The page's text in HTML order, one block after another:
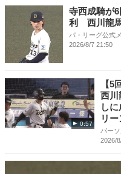
寺西成騎が
利 西川龍馬
パ・リーグ公式
2026/8/7 21:50
0:57
【5
西川
し
リ
パー
2026/